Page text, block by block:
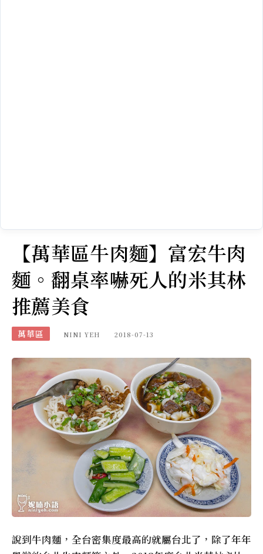
【萬華區牛肉麵】富宏牛肉
麵。翻桌率嚇死人的米其林
推薦美食
萬華區 NINI YEH 2018-07-13
說到牛肉麵，全台密集度最高的就屬台北了，除了年年